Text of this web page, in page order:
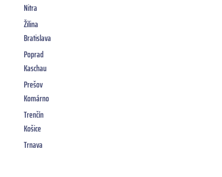
Nitra
Žilina
Bratislava
Poprad
Kaschau
Prešov
Komárno
Trenčín
Košice
Trnava